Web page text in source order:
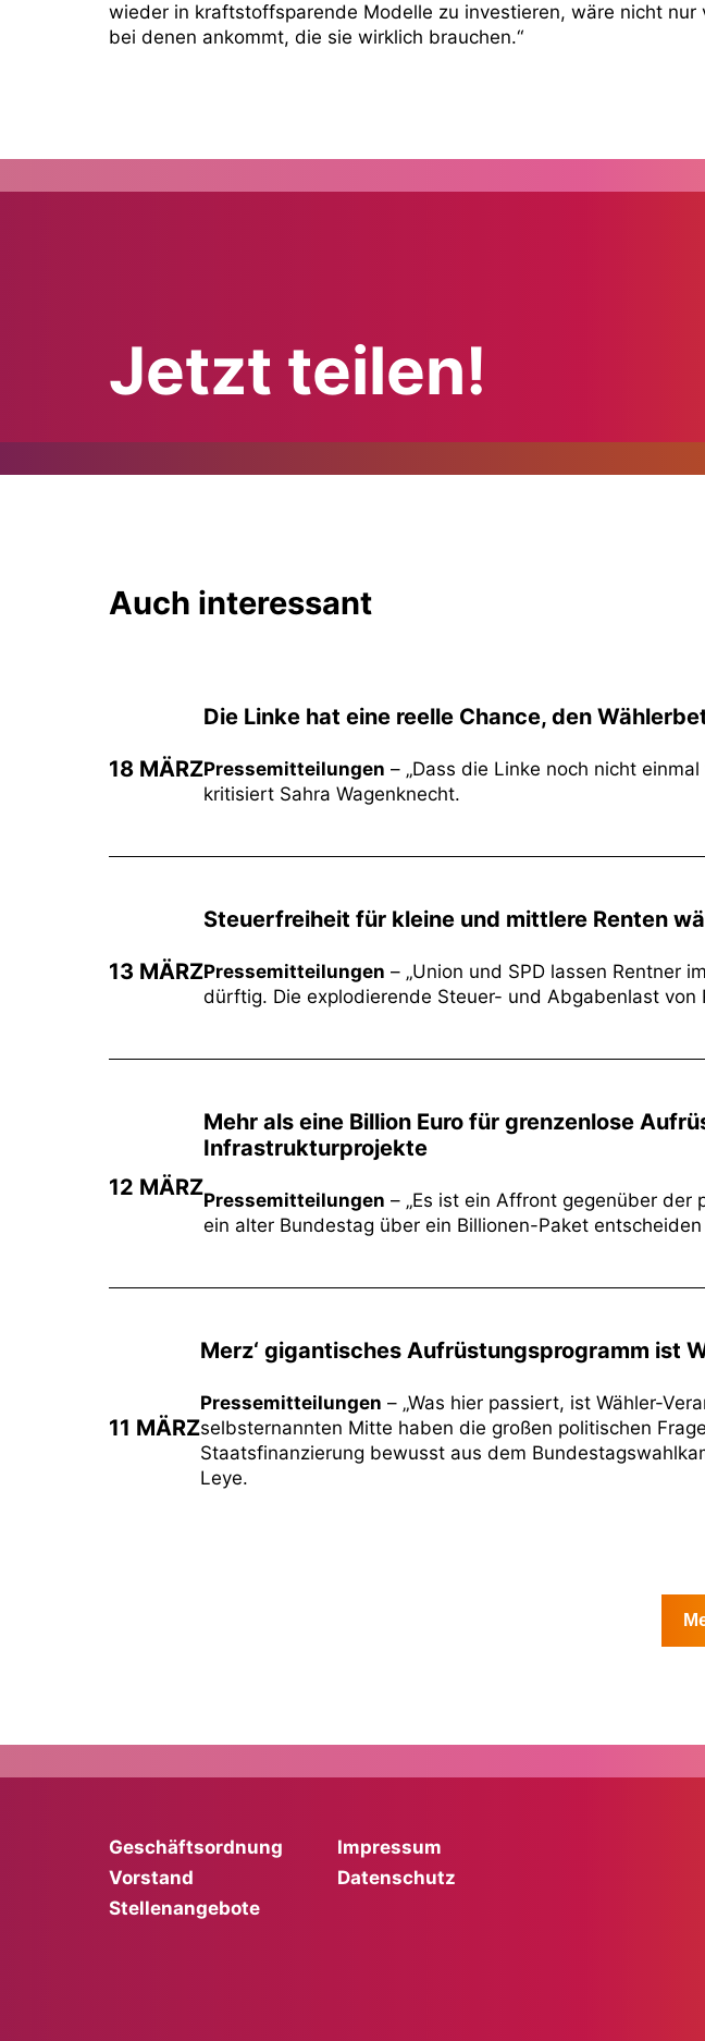
wieder in kraftstoffsparende Modelle zu investieren, wäre nicht
bei denen ankommt, die sie wirklich brauchen.“
Jetzt teilen!
Auch interessant
18 MÄRZ
Die Linke hat eine reelle Chance, den
Pressemitteilungen – „Dass die Linke noch nicht
kritisiert Sahra Wagenknecht.
13 MÄRZ
Steuerfreiheit für kleine und mittlere Renten
Pressemitteilungen – „Union und SPD lassen Rentner
dürftig. Die explodierende Steuer- und Abgabenlast von
12 MÄRZ
Mehr als eine Billion Euro für grenzenlose
Infrastrukturprojekte
Pressemitteilungen – „Es ist ein Affront gegenüber der
ein alter Bundestag über ein Billionen-Paket entscheiden
11 MÄRZ
Merz‘ gigantisches Aufrüstungsprogramm ist
Pressemitteilungen – „Was hier passiert, ist Wähler-
selbsternannten Mitte haben die großen politischen
Staatsfinanzierung bewusst aus dem
Leye.
Geschäftsordnung
Vorstand
Stellenangebote
Impressum
Datenschutz